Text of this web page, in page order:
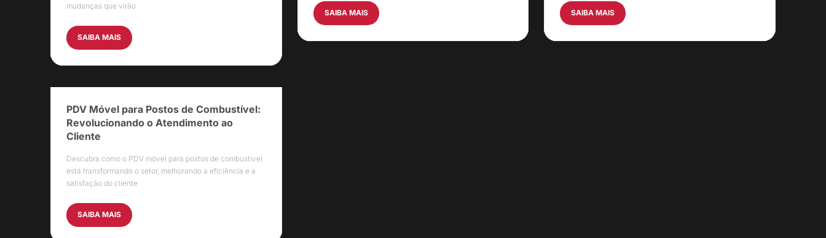
mudanças que virão
SAIBA MAIS
SAIBA MAIS SAIBA MAIS
PDV Móvel para Postos de Combustível:
Revolucionando o Atendimento ao
Cliente
Descubra como o PDV móvel para postos de combustível
está transformando o setor, melhorando a eficiência e a
satisfação do cliente
SAIBA MAIS